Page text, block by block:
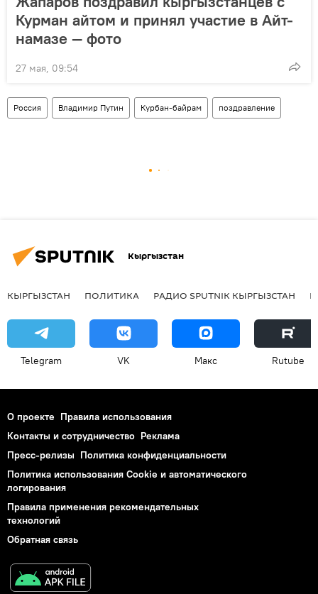
Курман айтом и принял участие в Айт-
намазе — фото
27 мая, 09:54
Россия Владимир Путин Курбан-байрам поздравление
Кыргызстан
КЫРГЫЗСТАН ПОЛИТИКА РАДИО SPUTNIK КЫРГЫЗСТАН
Telegram VK Макс Rutube
О проекте Правила использования
Контакты и сотрудничество Реклама
Пресс-релизы Политика конфиденциальности
Политика использования Cookie и автоматического
логирования
Правила применения рекомендательных
технологий
Обратная связь